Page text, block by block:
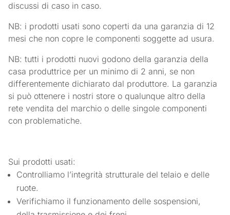
discussi di caso in caso.
NB: i prodotti usati sono coperti da una garanzia di 12
mesi che non copre le componenti soggette ad usura.
NB: tutti i prodotti nuovi godono della garanzia della
casa produttrice per un minimo di 2 anni, se non
differentemente dichiarato dal produttore. La garanzia
si può ottenere i nostri store o qualunque altro della
rete vendita del marchio o delle singole componenti
con problematiche.
Sui prodotti usati:
Controlliamo l’integrità strutturale del telaio e delle
ruote.
Verifichiamo il funzionamento delle sospensioni,